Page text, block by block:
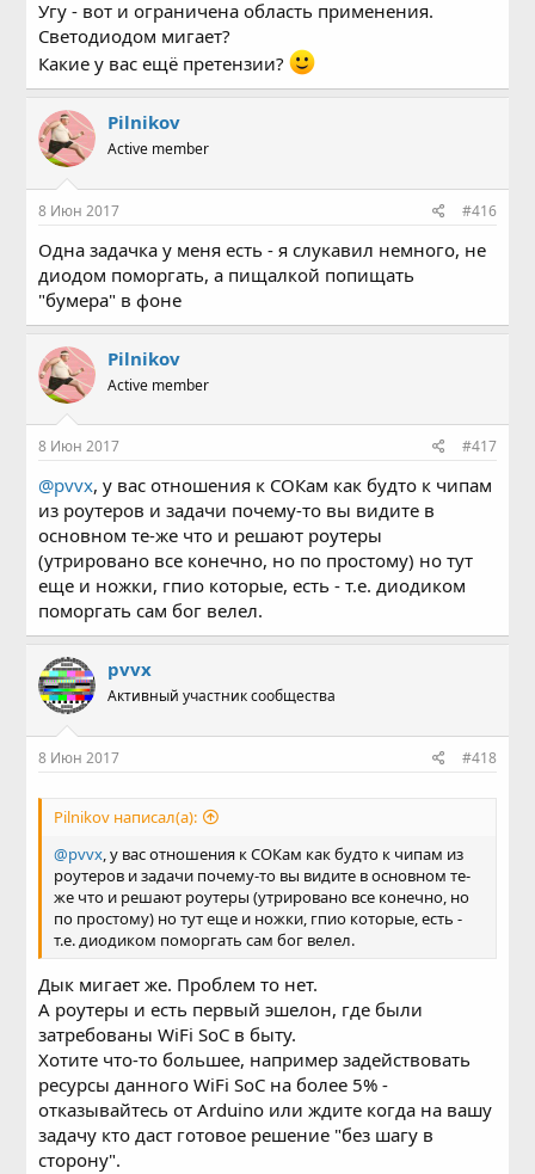
Угу - вот и ограничена область применения.
Светодиодом мигает?
Какие у вас ещё претензии?
Pilnikov
Active member
8 Июн 2017 #416
Одна задачка у меня есть - я слукавил немного, не
диодом поморгать, а пищалкой попищать
"бумера" в фоне
Pilnikov
Active member
8 Июн 2017 #417
@pvvx, у вас отношения к СОКам как будто к чипам
из роутеров и задачи почему-то вы видите в
основном те-же что и решают роутеры
(утрировано все конечно, но по простому) но тут
еще и ножки, гпио которые, есть - т.е. диодиком
поморгать сам бог велел.
pvvx
Активный участник сообщества
8 Июн 2017 #418
Pilnikov написал(а):
@pvvx, у вас отношения к СОКам как будто к чипам из
роутеров и задачи почему-то вы видите в основном те-
же что и решают роутеры (утрировано все конечно, но
по простому) но тут еще и ножки, гпио которые, есть -
т.е. диодиком поморгать сам бог велел.
Дык мигает же. Проблем то нет.
А роутеры и есть первый эшелон, где были
затребованы WiFi SoC в быту.
Хотите что-то большее, например задействовать
ресурсы данного WiFi SoC на более 5% -
отказывайтесь от Arduino или ждите когда на вашу
задачу кто даст готовое решение "без шагу в
сторону".